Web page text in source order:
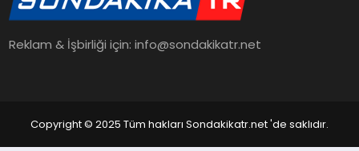
EĞITIM
Reklam & İşbirliği için: info@sondakikatr.net
Copyright © 2025 Tüm hakları Sondakikatr.net 'de saklıdır.